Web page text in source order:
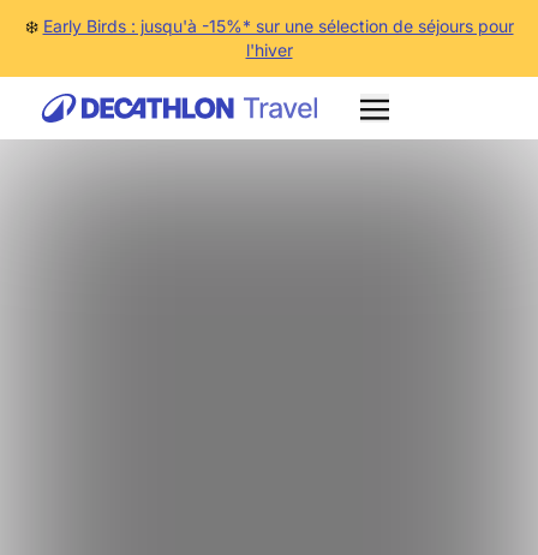
❄️ Early Birds : jusqu'à -15%* sur une sélection de séjours pour
l'hiver